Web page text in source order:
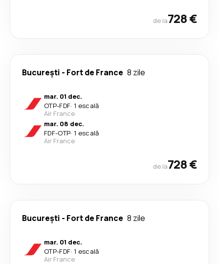
de la728 €
București - Fort de France 8 zile
mar. 01 dec.
OTP-FDF· 1 escală
Air France
mar. 08 dec.
FDF-OTP· 1 escală
Air France
de la728 €
București - Fort de France 8 zile
mar. 01 dec.
OTP-FDF· 1 escală
Air France